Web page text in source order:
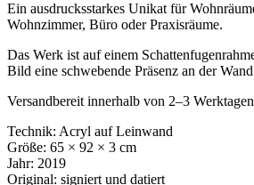
Ein ausdrucksstarkes Unikat für
Wohnzimmer, Büro oder Praxisräume.
Das Werk ist auf einem
Bild eine schwebende Präsenz an der
Versandbereit innerhalb von 2–3
Technik: Acryl auf Leinwand
Größe: 65 × 92 × 3 cm
Jahr: 2019
Original: signiert und datiert